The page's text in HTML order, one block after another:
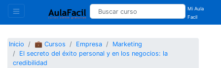
Mi Aula
Facil
Inicio 💼 Cursos Empresa
Marketing
El secreto del éxito personal y en los negocios: la
credibilidad